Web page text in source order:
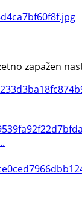
zapažen